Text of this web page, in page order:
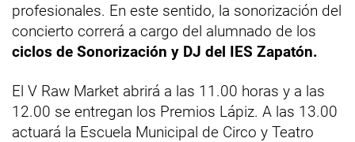
profesionales. En este sentido, la sonorización del
concierto correrá a cargo del alumnado de los
ciclos de Sonorización y DJ del IES Zapatón.
El V Raw Market abrirá a las 11.00 horas y a las
12.00 se entregan los Premios Lápiz. A las 13.00
actuará la Escuela Municipal de Circo y Teatro